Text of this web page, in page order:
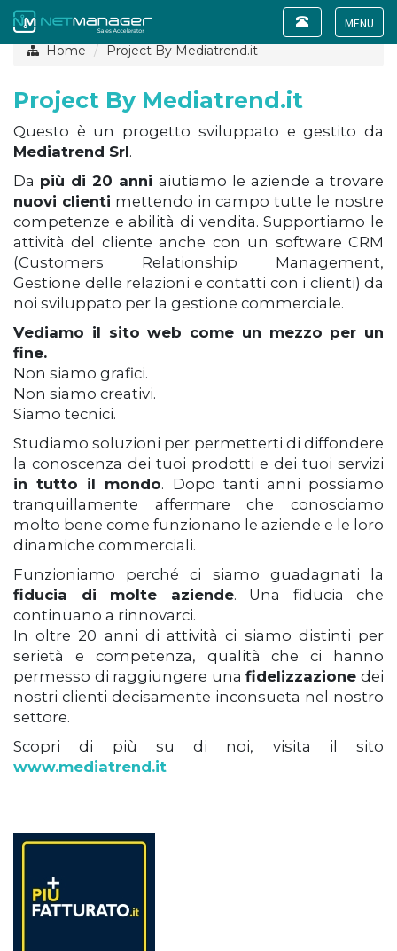
Toggle
Toggle
navigation
Home Project By Mediatrend.it
Project By Mediatrend.it
Questo è un progetto sviluppato e gestito da
Mediatrend Srl.
Da più di 20 anni aiutiamo le aziende a trovare
nuovi clienti mettendo in campo tutte le nostre
competenze e abilità di vendita. Supportiamo le
attività del cliente anche con un software CRM
(Customers Relationship Management,
Gestione delle relazioni e contatti con i clienti) da
noi sviluppato per la gestione commerciale.
Vediamo il sito web come un mezzo per un
fine.
Non siamo grafici.
Non siamo creativi.
Siamo tecnici.
Studiamo soluzioni per permetterti di diffondere
la conoscenza dei tuoi prodotti e dei tuoi servizi
in tutto il mondo. Dopo tanti anni possiamo
tranquillamente affermare che conosciamo
molto bene come funzionano le aziende e le loro
dinamiche commerciali.
Funzioniamo perché ci siamo guadagnati la
fiducia di molte aziende. Una fiducia che
continuano a rinnovarci.
In oltre 20 anni di attività ci siamo distinti per
serietà e competenza, qualità che ci hanno
permesso di raggiungere unafidelizzazione dei
nostri clienti decisamente inconsueta nel nostro
settore.
Scopri di più su di noi, visita il sito
www.mediatrend.it